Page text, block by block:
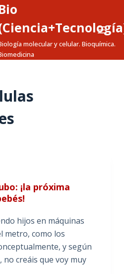
molecular y celular. Bioquímica.
¡la próxima
hijos en máquinas
metro, como los
y según
creáis que voy muy